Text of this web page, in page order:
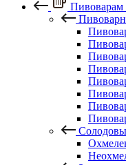
Пивоварам